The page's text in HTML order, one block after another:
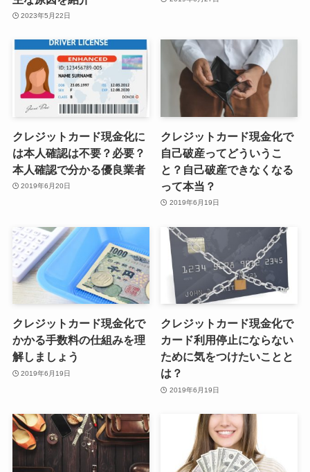
2023年5月22日
クレジットカード現金化に
は本人確認は不要？必要？
本人確認で分かる優良業者
2019年6月20日
クレジットカード現金化で
自己破産ってどういうこ
と？自己破産できなくなる
って本当？
2019年6月19日
クレジットカード現金化で
かかる手数料の仕組みを理
解しましょう
2019年6月19日
クレジットカード現金化で
カード利用停止にならない
ために気をつけたいことと
は？
2019年6月19日